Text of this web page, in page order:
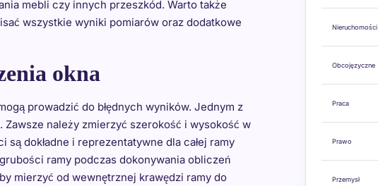
mebli czy innych przeszkód. Warto także
wszystkie wyniki pomiarów oraz dodatkowe
okna
prowadzić do błędnych wyników. Jednym z
należy zmierzyć szerokość i wysokość w
dokładne i reprezentatywne dla całej ramy
ramy podczas dokonywania obliczeń
mierzyć od wewnętrznej krawędzi ramy do
Nieruchomości
Obcojęzyczne
Praca
Prawo
Przemysł